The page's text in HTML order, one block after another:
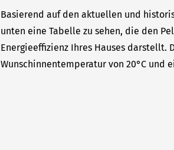
Basierend auf den aktuellen und
unten eine Tabelle zu sehen, die den
Energieeffizienz Ihres Hauses darstellt.
Wunschinnentemperatur von 20°C und